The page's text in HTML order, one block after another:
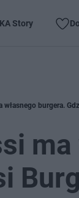
Story
własnego burgera.
ma